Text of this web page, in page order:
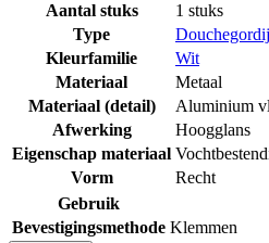
Aantal stuks
1 stuks
Type
Kleurfamilie
Wit
Materiaal
Metaal
Materiaal (detail)
Aluminium
Afwerking
Hoogglans
Eigenschap materiaal
Vorm
Recht
Gebruik
Bevestigingsmethode Klemmen